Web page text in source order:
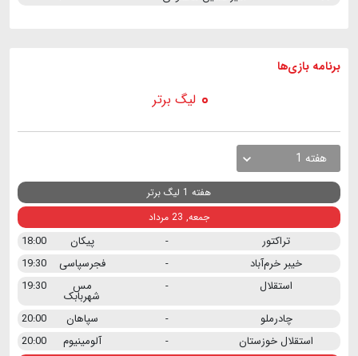
برنامه بازی ها
لیگ برتر
هفته 1
هفته 1 لیگ برتر
جمعه, 23 مرداد
تراکتور - پیکان
18:00
خیبر خرم‌آباد
- فجرسپاسی
19:30
استقلال
- مس
شهربابک
19:30
چادرملو
- سپاهان
20:00
استقلال خوزستان
- آلومینیوم 20:00